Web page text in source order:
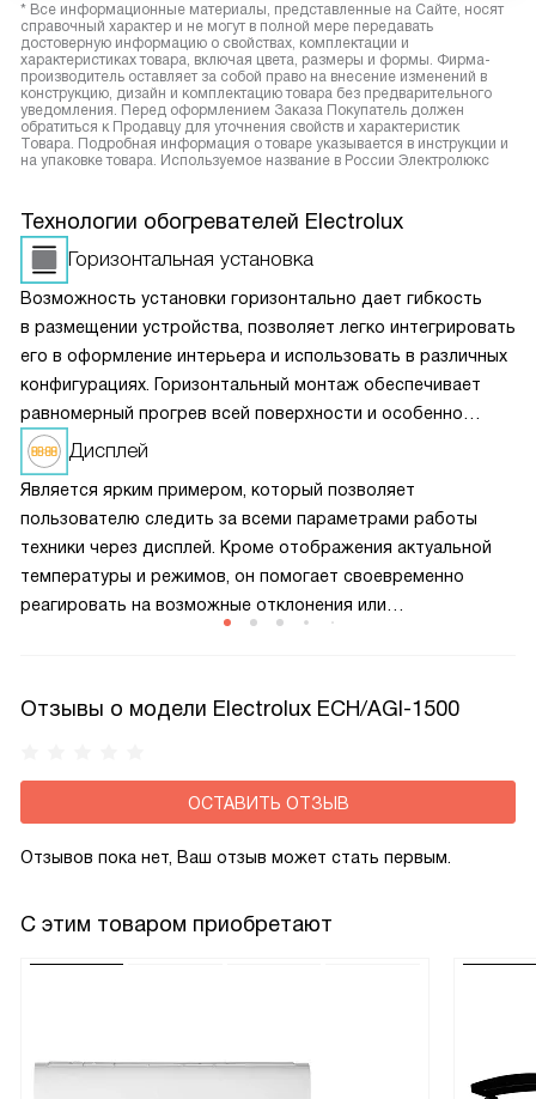
* Все информационные материалы, представленные на Сайте, носят
справочный характер и не могут в полной мере передавать
достоверную информацию о свойствах, комплектации и
характеристиках товара, включая цвета, размеры и формы. Фирма-
производитель оставляет за собой право на внесение изменений в
конструкцию, дизайн и комплектацию товара без предварительного
уведомления. Перед оформлением Заказа Покупатель должен
обратиться к Продавцу для уточнения свойств и характеристик
Товара. Подробная информация о товаре указывается в инструкции и
на упаковке товара. Используемое название в России Электролюкс
Технологии обогревателей Electrolux
Горизонтальная установка
Возможность установки горизонтально дает гибкость
в размещении устройства, позволяет легко интегрировать
его в оформление интерьера и использовать в различных
конфигурациях. Горизонтальный монтаж обеспечивает
равномерный прогрев всей поверхности и особенно
актуален для помещений с широкими окнами или
большими окнами, где важно равномерное
распространение тепла. Простота расположения
помогает оптимально распределить тепло на полезную
площадь.
Дисплей
Является ярким примером, который позволяет
пользователю следить за всеми параметрами работы
техники через дисплей. Кроме отображения актуальной
температуры и режимов, он помогает своевременно
реагировать на возможные отклонения или
Отзывы о модели Electrolux ECH/AGI-1500
ОСТАВИТЬ ОТЗЫВ
Отзывов пока нет, Ваш отзыв может стать первым.
С этим товаром приобретают